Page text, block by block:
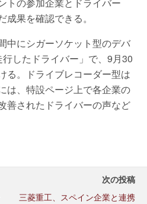
トの参加企業とドライバー
果を確認できる。
中にシガーソケット型のデバ
したドライバー」で、9月30
る。ドライブレコーダー型は
は、特設ページ上で各企業の
善されたドライバーの声など
次の投稿
三菱重工、スペイン企業と連携